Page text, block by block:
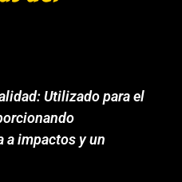
Utilizado para el
a impactos y un